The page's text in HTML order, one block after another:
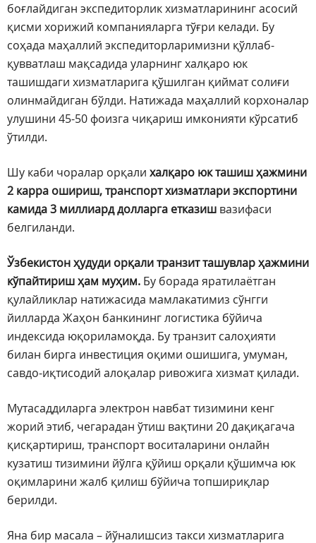
боғлайдиган экспедиторлик хизматларининг асосий
қисми хорижий компанияларга тўғри келади. Бу
соҳада маҳаллий экспедиторларимизни қўллаб-
қувватлаш мақсадида уларнинг халқаро юк
ташишдаги хизматларига қўшилган қиймат солиғи
олинмайдиган бўлди. Натижада маҳаллий корхоналар
улушини 45-50 фоизга чиқариш имконияти кўрсатиб
ўтилди.
Шу каби чоралар орқали халқаро юк ташиш ҳажмини
2 карра ошириш, транспорт хизматлари экспортини
камида 3 миллиард долларга етказиш вазифаси
белгиланди.
Ўзбекистон ҳудуди орқали транзит ташувлар ҳажмини
кўпайтириш ҳам муҳим. Бу борада яратилаётган
қулайликлар натижасида мамлакатимиз сўнгги
йилларда Жаҳон банкининг логистика бўйича
индексида юқориламоқда. Бу транзит салоҳияти
билан бирга инвестиция оқими ошишига, умуман,
савдо-иқтисодий алоқалар ривожига хизмат қилади.
Мутасаддиларга электрон навбат тизимини кенг
жорий этиб, чегарадан ўтиш вақтини 20 дақиқагача
қисқартириш, транспорт воситаларини онлайн
кузатиш тизимини йўлга қўйиш орқали қўшимча юк
оқимларини жалб қилиш бўйича топшириқлар
берилди.
Яна бир масала – йўналишсиз такси хизматларига